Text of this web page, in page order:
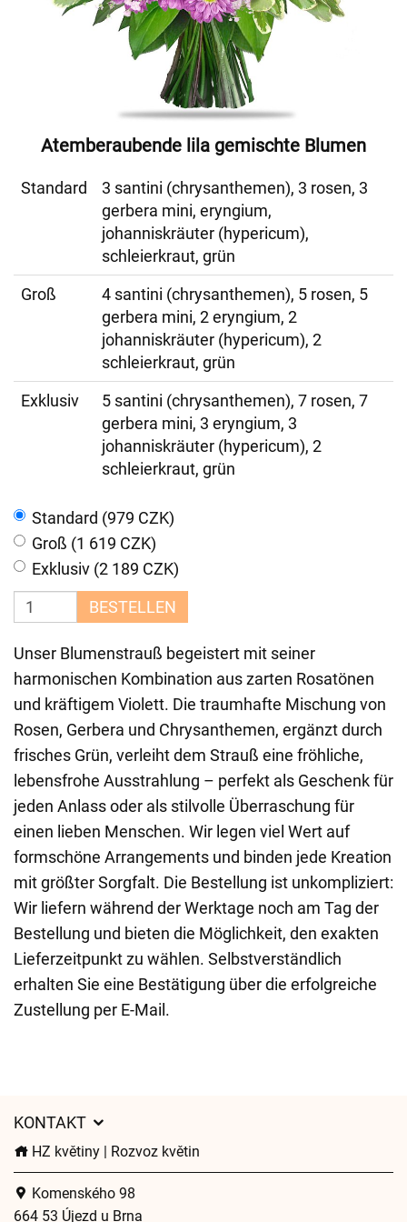
Atemberaubende lila gemischte Blumen
Standard
3 santini (chrysanthemen), 3 rosen, 3
gerbera mini, eryngium,
johanniskräuter (hypericum),
schleierkraut, grün
Groß
4 santini (chrysanthemen), 5 rosen, 5
gerbera mini, 2 eryngium, 2
johanniskräuter (hypericum), 2
schleierkraut, grün
Exklusiv
5 santini (chrysanthemen), 7 rosen, 7
gerbera mini, 3 eryngium, 3
johanniskräuter (hypericum), 2
schleierkraut, grün
Standard (979 CZK)
Groß (1 619 CZK)
Exklusiv (2 189 CZK)
BESTELLEN
Unser Blumenstrauß begeistert mit seiner
harmonischen Kombination aus zarten Rosatönen
und kräftigem Violett. Die traumhafte Mischung von
Rosen, Gerbera und Chrysanthemen, ergänzt durch
frisches Grün, verleiht dem Strauß eine fröhliche,
lebensfrohe Ausstrahlung – perfekt als Geschenk für
jeden Anlass oder als stilvolle Überraschung für
einen lieben Menschen. Wir legen viel Wert auf
formschöne Arrangements und binden jede Kreation
mit größter Sorgfalt. Die Bestellung ist unkompliziert:
Wir liefern während der Werktage noch am Tag der
Bestellung und bieten die Möglichkeit, den exakten
Lieferzeitpunkt zu wählen. Selbstverständlich
erhalten Sie eine Bestätigung über die erfolgreiche
Zustellung per E-Mail.
KONTAKT
HZ květiny | Rozvoz květin
Komenského 98
664 53 Újezd u Brna